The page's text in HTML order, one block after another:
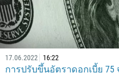
17.06.2022 16:22
การปรับขึ้นอัตราดอกเบี้ย 75
57
242